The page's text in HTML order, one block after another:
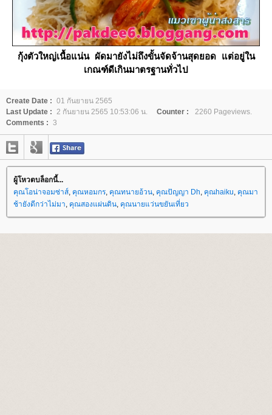
กุ้งตัวใหญ่เนื้อแน่น ผัดมายังไม่ถึงขั้นจัดจ้านสุดยอด แต่อยู่ใน
เกณฑ์ดีเกินมาตรฐานทั่วไป
Create Date : 01 กันยายน 2565
Last Update : 2 กันยายน 2565 10:53:06 น. Counter :
2260 Pageviews.
Comments : 3
ผู้โหวตบล็อกนี้...
คุณโอน่าจอมซ่าส์, คุณหอมกร, คุณทนายอ้วน, คุณปัญญา Dh, คุณhaiku, คุณมา
ช้ายังดีกว่าไม่มา, คุณสองแผ่นดิน, คุณนายแว่นขยันเที่ยว